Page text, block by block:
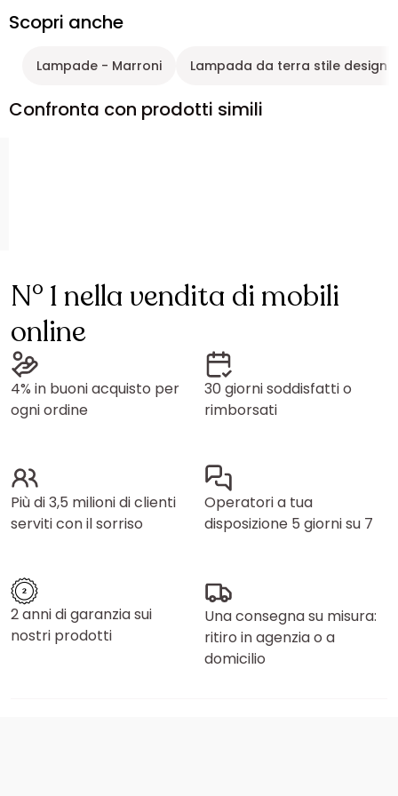
Scopri anche
Lampade - Marroni Lampada da terra stile design
Confronta con prodotti simili
N° 1 nella vendita di mobili
online
4% in buoni acquisto per
ogni ordine
30 giorni soddisfatti o
rimborsati
Più di 3,5 milioni di clienti
serviti con il sorriso
Operatori a tua
disposizione 5 giorni su 7
2 anni di garanzia sui
nostri prodotti
Una consegna su misura:
ritiro in agenzia o a
domicilio